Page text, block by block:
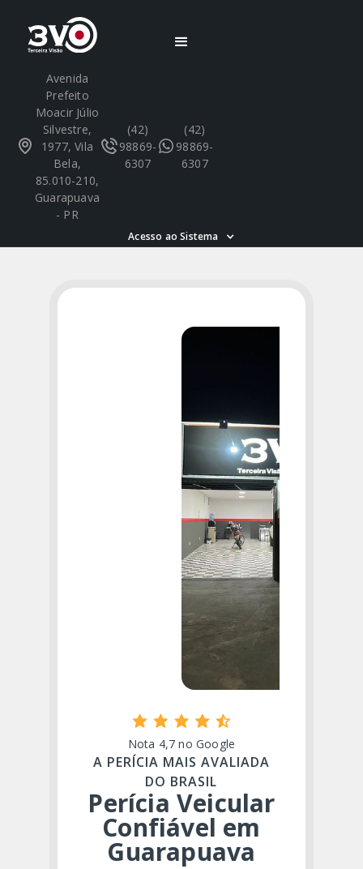
Avenida
Prefeito
Moacir Júlio
Silvestre,
1977, Vila
Bela,
85.010-210,
Guarapuava
- PR
(42)
98869-
6307
(42)
98869-
6307
Acesso ao Sistema
Nota 4,7 no Google
A PERÍCIA MAIS AVALIADA
DO BRASIL
Perícia Veicular
Confiável em
Guarapuava